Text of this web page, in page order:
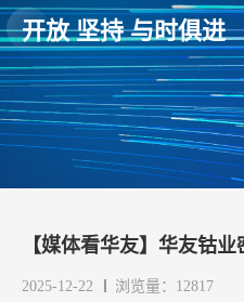
开放 坚持 与时俱进
【媒体看华友】华友钴
2025-12-22 浏览量：12817